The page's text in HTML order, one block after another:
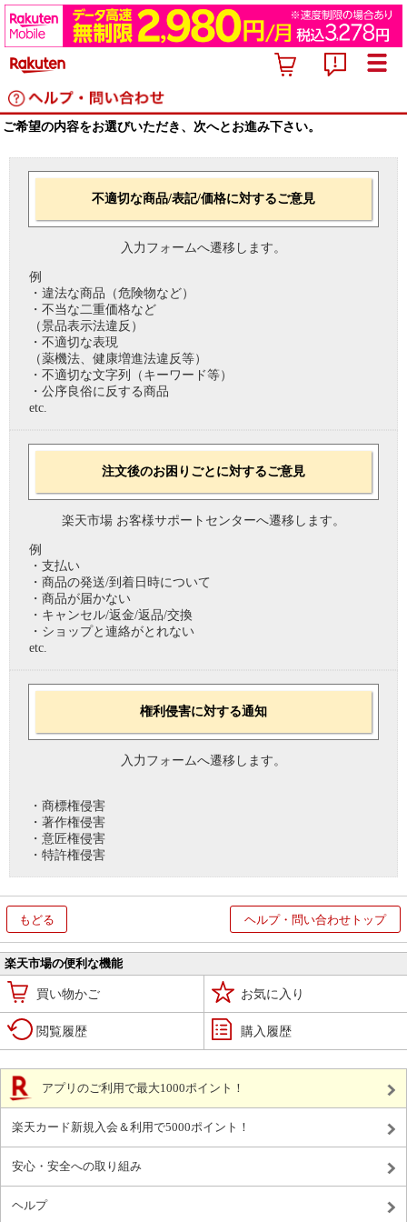
ご希望の内容をお選びいただき、次へとお進み下さい。
不適切な商品/表記/価格に対するご意見
入力フォームへ遷移します。
例
・違法な商品（危険物など）
・不当な二重価格など
（景品表示法違反）
・不適切な表現
（薬機法、健康増進法違反等）
・不適切な文字列（キーワード等）
・公序良俗に反する商品
etc.
注文後のお困りごとに対するご意見
楽天市場 お客様サポートセンターへ遷移します。
例
・支払い
・商品の発送/到着日時について
・商品が届かない
・キャンセル/返金/返品/交換
・ショップと連絡がとれない
etc.
権利侵害に対する通知
入力フォームへ遷移します。
・商標権侵害
・著作権侵害
・意匠権侵害
・特許権侵害
もどる ヘルプ・問い合わせトップ
楽天市場の便利な機能
買い物かご お気に入り
閲覧履歴 購入履歴
アプリのご利用で最大1000ポイント！
楽天カード新規入会＆利用で5000ポイント！
安心・安全への取り組み
ヘルプ